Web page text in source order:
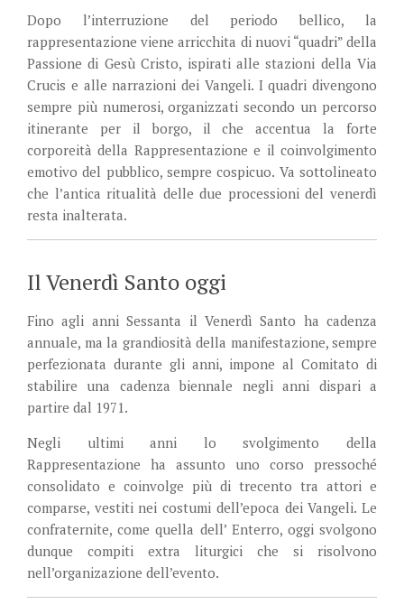
Dopo l’interruzione del periodo bellico, la
rappresentazione viene arricchita di nuovi “quadri” della
Passione di Gesù Cristo, ispirati alle stazioni della Via
Crucis e alle narrazioni dei Vangeli. I quadri divengono
sempre più numerosi, organizzati secondo un percorso
itinerante per il borgo, il che accentua la forte
corporeità della Rappresentazione e il coinvolgimento
emotivo del pubblico, sempre cospicuo. Va sottolineato
che l’antica ritualità delle due processioni del venerdì
resta inalterata.
Il Venerdì Santo oggi
Fino agli anni Sessanta il Venerdì Santo ha cadenza
annuale, ma la grandiosità della manifestazione, sempre
perfezionata durante gli anni, impone al Comitato di
stabilire una cadenza biennale negli anni dispari a
partire dal 1971.
Negli ultimi anni lo svolgimento della
Rappresentazione ha assunto uno corso pressoché
consolidato e coinvolge più di trecento tra attori e
comparse, vestiti nei costumi dell’epoca dei Vangeli. Le
confraternite, come quella dell’ Enterro, oggi svolgono
dunque compiti extra liturgici che si risolvono
nell’organizazione dell’evento.